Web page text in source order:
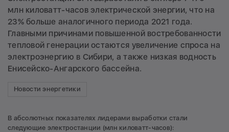
млн киловатт-часов электрической энергии, что на
23% больше аналогичного периода 2021 года.
Главными причинами повышенной востребованности
тепловой генерации остаются увеличение спроса на
электроэнергию в Сибири, а также низкая водность
Енисейско-Ангарского бассейна.
Новости энергетики
В абсолютных показателях лидерами выработки стали
следующие электростанции (млн киловатт-часов):